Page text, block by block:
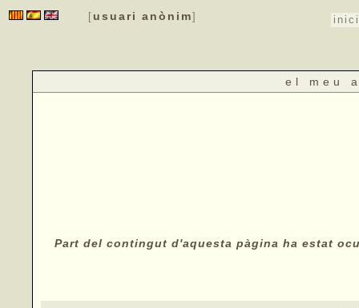
[ usuari anònim] inici
el meu
Part del contingut d'aquesta pàgina ha estat